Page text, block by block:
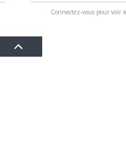
Connectez-vous pour voir